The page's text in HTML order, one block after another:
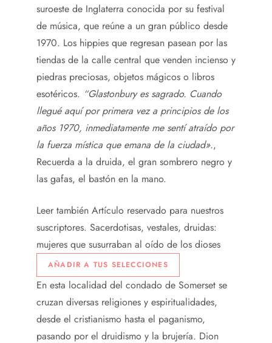
suroeste de Inglaterra conocida por su festival
de música, que reúne a un gran público desde
1970. Los hippies que regresan pasean por las
tiendas de la calle central que venden incienso y
piedras preciosas, objetos mágicos o libros
esotéricos. “Glastonbury es sagrado. Cuando
llegué aquí por primera vez a principios de los
años 1970, inmediatamente me sentí atraído por
la fuerza mística que emana de la ciudad».,
Recuerda a la druida, el gran sombrero negro y
las gafas, el bastón en la mano.
Leer también Artículo reservado para nuestros
suscriptores. Sacerdotisas, vestales, druidas:
mujeres que susurraban al oído de los dioses
AÑADIR A TUS SELECCIONES
En esta localidad del condado de Somerset se
cruzan diversas religiones y espiritualidades,
desde el cristianismo hasta el paganismo,
pasando por el druidismo y la brujería. Dion